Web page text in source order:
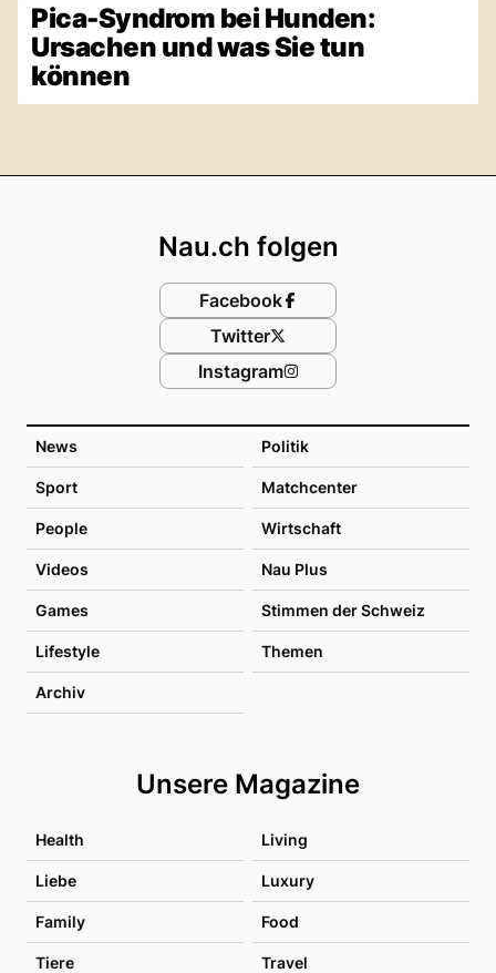
Pica-Syndrom bei Hunden:
Ursachen und was Sie tun
können
News Politik
Sport Matchcenter
People Wirtschaft
Videos Nau Plus
Games Stimmen der Schweiz
Lifestyle Themen
Archiv
Unsere Magazine
Health Living
Liebe Luxury
Family Food
Tiere Travel
Nau.ch folgen
Facebook
Twitter
Instagram